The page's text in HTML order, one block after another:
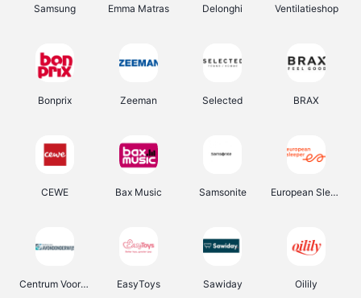
Samsung Emma Matras Delonghi Ventilatieshop
Bonprix Zeeman Selected BRAX
CEWE Bax Music Samsonite European Sleeper
Centrum Voor Avondonderwijs EasyToys Sawiday Oilily